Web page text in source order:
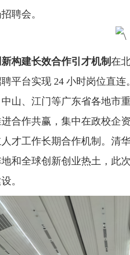
聘会。
构建长效合作引才机制在
平台实现 24 小时岗位直
山、江门等广东省各地市
合作共赢，集中在政校企
才工作长期合作机制。清
和全球创新创业热土，此
。